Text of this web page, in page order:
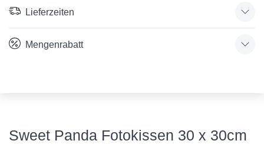
Lieferzeiten
Mengenrabatt
Sweet Panda Fotokissen 30 x 30cm